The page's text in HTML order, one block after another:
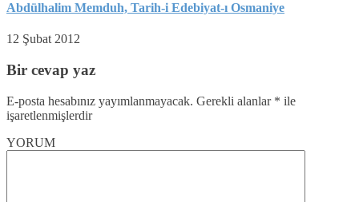
Abdülhalim Memduh, Tarih-i Edebiyat-ı Osmaniye
12 Şubat 2012
Bir cevap yaz
E-posta hesabınız yayımlanmayacak. Gerekli alanlar * ile
işaretlenmişlerdir
YORUM